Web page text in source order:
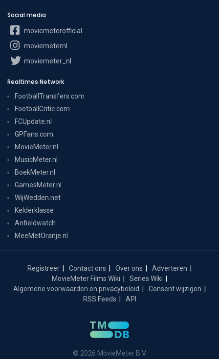
Social media
moviemeterofficial
moviemeternl
moviemeter_nl
Realtimes Network
FootballTransfers.com
FootballCritic.com
FCUpdate.nl
GPFans.com
MovieMeter.nl
MusicMeter.nl
BoekMeter.nl
GamesMeter.nl
WijWedden.net
Kelderklasse
Anfieldwatch
MeeMetOranje.nl
Registreer Contact ons Over ons
Adverteren
MovieMeter Films Wiki
Series Wiki
Algemene voorwaarden en privacybeleid
Consent wijzigen
RSS Feeds
API
© 2026 MovieMeter B.V.